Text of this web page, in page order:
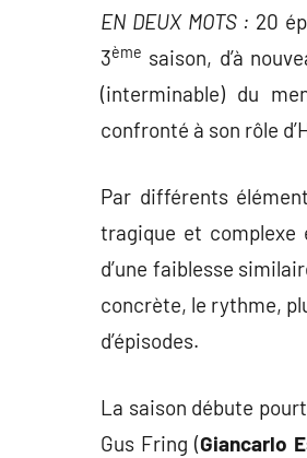
EN DEUX MOTS : 20
3ème saison, d’à
(interminable) du
confronté à son rôle
Par différents
tragique et complexe
d’une faiblesse
concrète, le rythme,
d’épisodes.
La saison débute
Gus Fring (Giancarlo